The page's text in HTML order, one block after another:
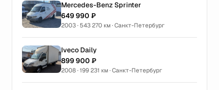
Mercedes-Benz Sprinter
649 990 ₽
2003 · 543 270 км · Санкт-Петербург
Iveco Daily
899 900 ₽
2008 · 199 231 км · Санкт-Петербург